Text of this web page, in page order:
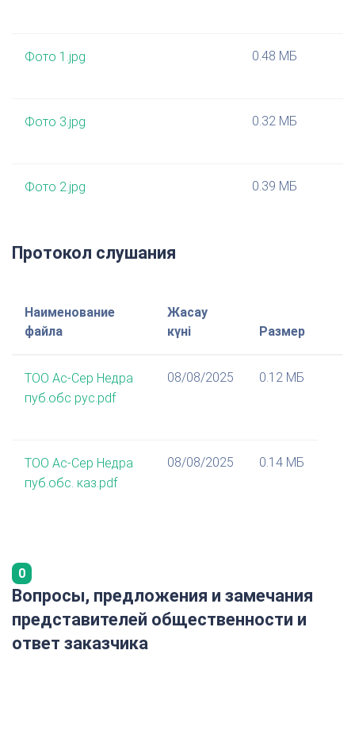
Фото 1.jpg 0.48 МБ
Фото 3.jpg 0.32 МБ
Фото 2.jpg 0.39 МБ
Протокол слушания
Наименование
файла
Жасау
күні
Размер
ТОО Ас-Сер Недра
пуб.обс рус.pdf
08/08/2025 0.12 МБ
ТОО Ас-Сер Недра
пуб.обс. каз.pdf
08/08/2025 0.14 МБ
0
Вопросы, предложения и замечания
представителей общественности и
ответ заказчика